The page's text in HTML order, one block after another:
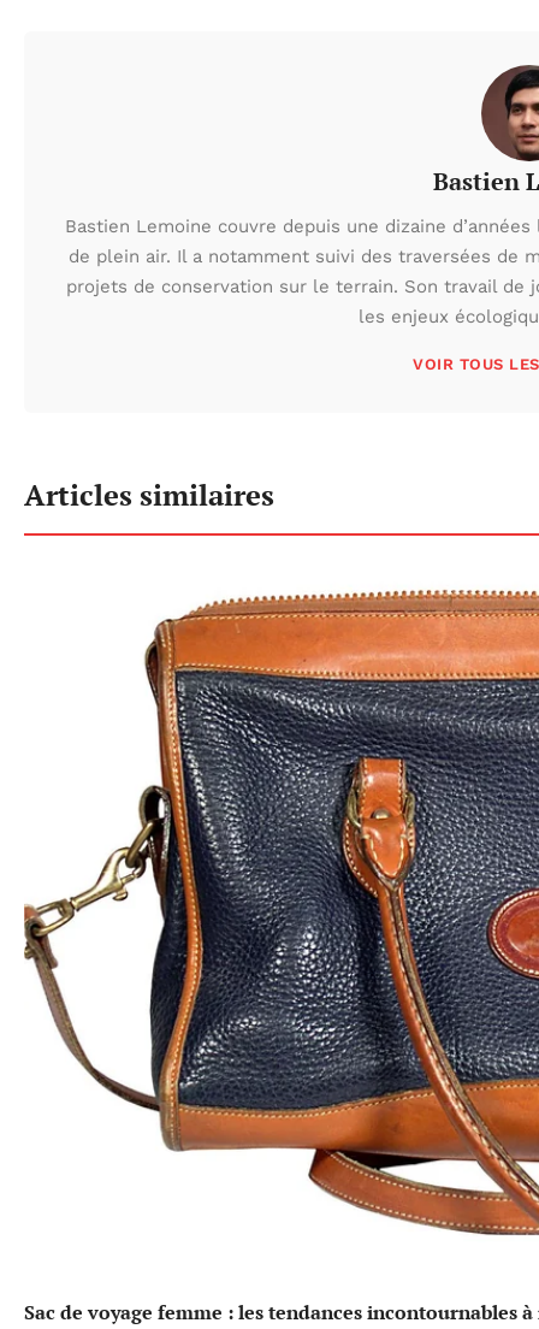
Bastien
Bastien Lemoine couvre depuis une dizaine
de plein air. Il a notamment suivi des traversées de
projets de conservation sur le terrain. Son travail de
les enjeux
VOIR TOUS
Articles similaires
Sac de voyage femme : les tendances incontournables